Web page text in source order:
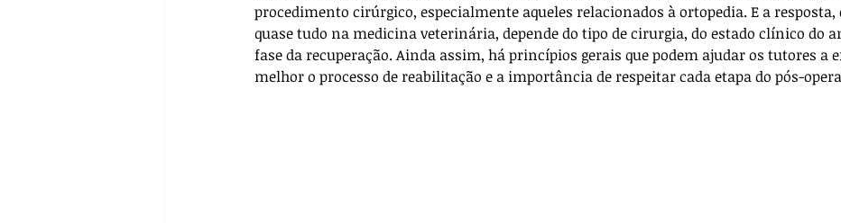
Pré-operatório Biossegurança Anestesia Técnica Cirúrgica
procedimento cirúrgico, especialmente aqueles relacionados à ortopedia. E a resposta,
quase tudo na medicina veterinária, depende do tipo de cirurgia, do estado clínico do
fase da recuperação. Ainda assim, há princípios gerais que podem ajudar os tutores a
melhor o processo de reabilitação e a importância de respeitar cada etapa do pós-